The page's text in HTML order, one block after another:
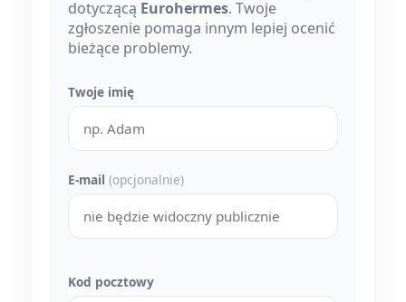
dotyczącą Eurohermes. Twoje
zgłoszenie pomaga innym lepiej ocenić
bieżące problemy.
Twoje imię
E-mail (opcjonalnie)
Kod pocztowy